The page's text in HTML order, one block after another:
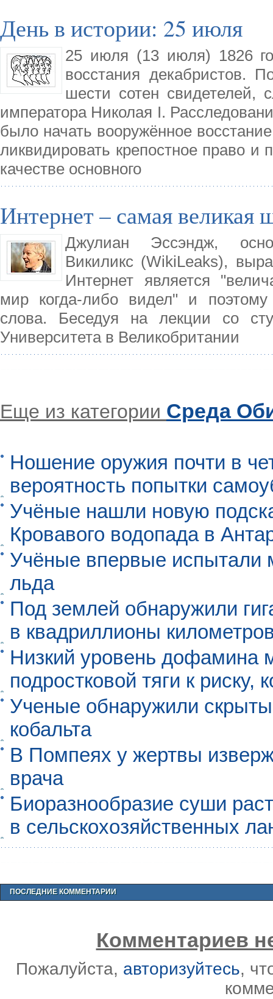
День в истории: 25 июля
25 июля (13 июля) 1826
восстания декабристов.
шести сотен свидетелей,
императора Николая I.
было начать вооружённое
ликвидировать крепостное право
качестве основного
Интернет – самая
Джулиан Эссэндж,
Викиликс (WikiLeaks),
Интернет является
мир когда-либо видел" и
слова. Беседуя на лекции со
Университета в Великобритании
Еще из категории Среда
Ношение оружия почти в
вероятность попытки
Учёные нашли новую
Кровавого водопада в
Учёные впервые испытали
льда
Под землей обнаружили
в квадриллионы
Низкий уровень дофамина
подростковой тяги к риску,
Ученые обнаружили
кобальта
В Помпеях у жертвы
врача
Биоразнообразие суши
в сельскохозяйственных
ПОСЛЕДНИЕ КОММЕНТАРИИ
Комментариев
Пожалуйста, авторизуйтесь,